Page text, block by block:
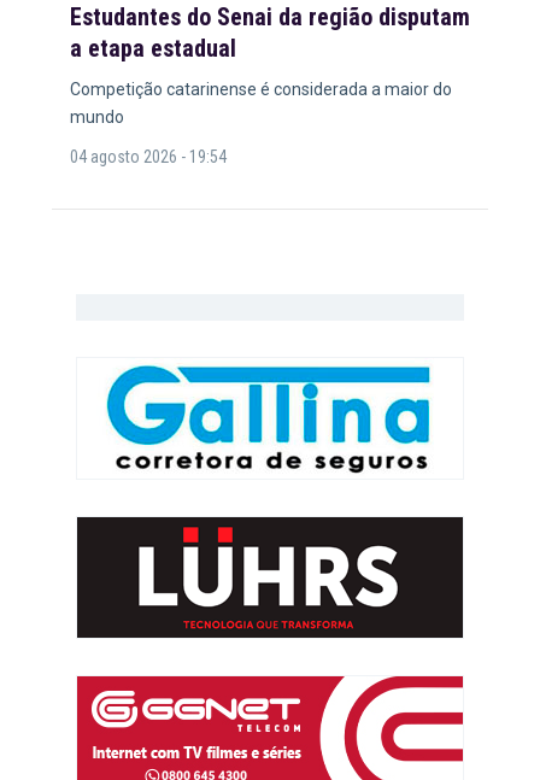
Estudantes do Senai da região disputam
a etapa estadual
Competição catarinense é considerada a maior do
mundo
04 agosto 2026 - 19:54